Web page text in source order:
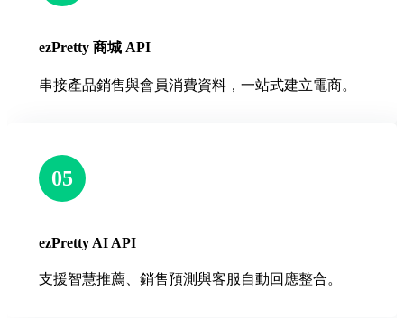
ezPretty 商城 API
串接產品銷售與會員消費資料，一站式建立電商。
05
ezPretty AI API
支援智慧推薦、銷售預測與客服自動回應整合。